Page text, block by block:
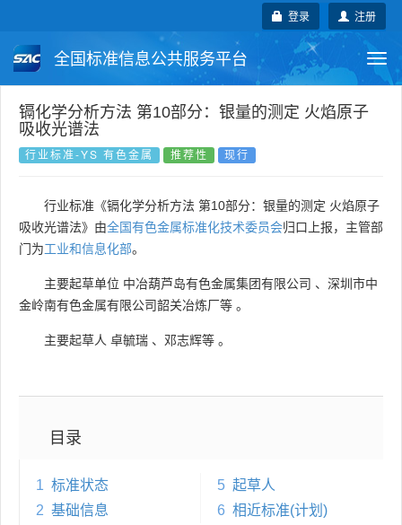
注册
登录
全国标准信息公共服务平台
国家标准 行业标准 地方标准
团体标准 企业标准
国外标准 技术委员会
镉化学分析方法 第10部分：银量的测定 火焰原子
吸收光谱法
行业标准-YS 有色金属 推荐性 现行
行业标准《镉化学分析方法 第10部分：银量的测定 火焰原子
吸收光谱法》由全国有色金属标准化技术委员会归口上报，主管部
门为工业和信息化部。
主要起草单位 中冶葫芦岛有色金属集团有限公司 、 深圳市中
金岭南有色金属有限公司韶关冶炼厂等 。
主要起草人 卓毓瑞 、 邓志辉等 。
目录
1 标准状态
2 基础信息
5 起草人
6 相近标准(计划)